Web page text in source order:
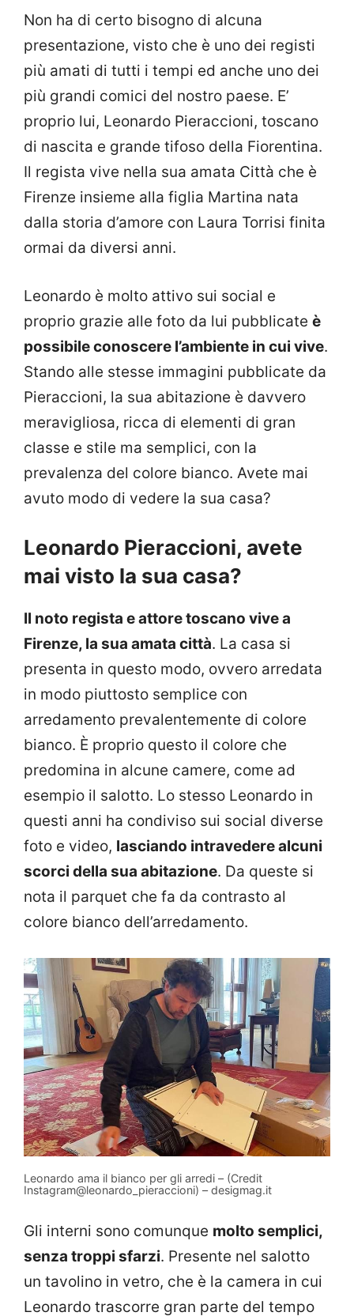
Non ha di certo bisogno di alcuna
presentazione, visto che è uno dei registi
più amati di tutti i tempi ed anche uno dei
più grandi comici del nostro paese. E’
proprio lui, Leonardo Pieraccioni, toscano
di nascita e grande tifoso della Fiorentina.
Il regista vive nella sua amata Città che è
Firenze insieme alla figlia Martina nata
dalla storia d’amore con Laura Torrisi finita
ormai da diversi anni.
Leonardo è molto attivo sui social e
proprio grazie alle foto da lui pubblicate è
possibile conoscere l’ambiente in cui vive.
Stando alle stesse immagini pubblicate da
Pieraccioni, la sua abitazione è davvero
meravigliosa, ricca di elementi di gran
classe e stile ma semplici, con la
prevalenza del colore bianco. Avete mai
avuto modo di vedere la sua casa?
Leonardo Pieraccioni, avete
mai visto la sua casa?
Il noto regista e attore toscano vive a
Firenze, la sua amata città. La casa si
presenta in questo modo, ovvero arredata
in modo piuttosto semplice con
arredamento prevalentemente di colore
bianco. È proprio questo il colore che
predomina in alcune camere, come ad
esempio il salotto. Lo stesso Leonardo in
questi anni ha condiviso sui social diverse
foto e video, lasciando intravedere alcuni
scorci della sua abitazione. Da queste si
nota il parquet che fa da contrasto al
colore bianco dell’arredamento.
Leonardo ama il bianco per gli arredi – (Credit
Instagram@leonardo_pieraccioni) – desigmag.it
Gli interni sono comunque molto semplici,
senza troppi sfarzi. Presente nel salotto
un tavolino in vetro, che è la camera in cui
Leonardo trascorre gran parte del tempo